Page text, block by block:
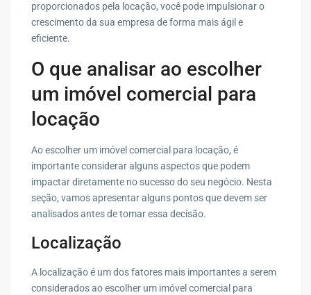
proporcionados pela locação, você pode impulsionar o
crescimento da sua empresa de forma mais ágil e
eficiente.
O que analisar ao escolher
um imóvel comercial para
locação
Ao escolher um imóvel comercial para locação, é
importante considerar alguns aspectos que podem
impactar diretamente no sucesso do seu negócio. Nesta
seção, vamos apresentar alguns pontos que devem ser
analisados antes de tomar essa decisão.
Localização
A localização é um dos fatores mais importantes a serem
considerados ao escolher um imóvel comercial para